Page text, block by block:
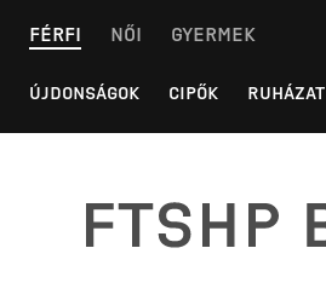
FÉRFI NŐI GYERMEK
ÚJDONSÁGOK CIPŐK RUHÁZAT
FTSHP blog